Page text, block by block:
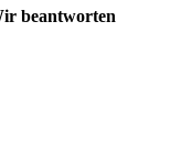
beantworten